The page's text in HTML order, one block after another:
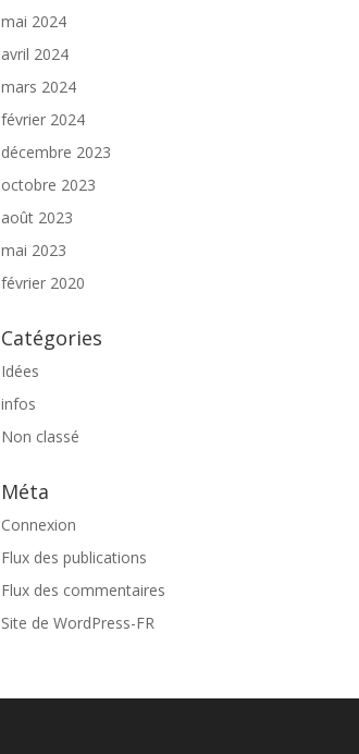
mai 2024
avril 2024
mars 2024
février 2024
décembre 2023
octobre 2023
août 2023
mai 2023
février 2020
Catégories
Idées
infos
Non classé
Méta
Connexion
Flux des publications
Flux des commentaires
Site de WordPress-FR